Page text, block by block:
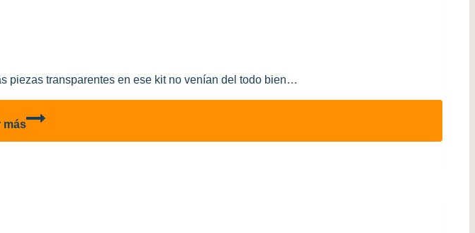
piezas transparentes en ese kit no venían del todo bien…
más
Excelente